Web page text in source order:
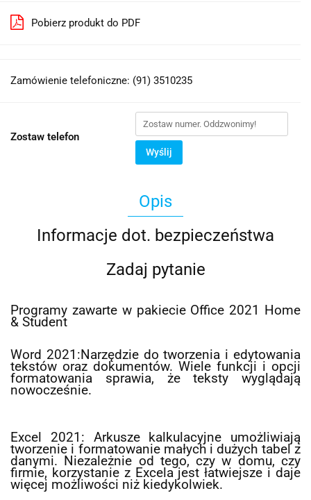
Pobierz produkt do PDF
Zamówienie telefoniczne: (91) 3510235
Zostaw telefon
Wyślij
Opis
Informacje dot. bezpieczeństwa
Zadaj pytanie
Programy zawarte w pakiecie Office 2021 Home
& Student
Word 2021:Narzędzie do tworzenia i edytowania
tekstów oraz dokumentów. Wiele funkcji i opcji
formatowania sprawia, że teksty wyglądają
nowocześnie.
Excel 2021: Arkusze kalkulacyjne umożliwiają
tworzenie i formatowanie małych i dużych tabel z
danymi. Niezależnie od tego, czy w domu, czy
firmie, korzystanie z Excela jest łatwiejsze i daje
więcej możliwości niż kiedykolwiek.